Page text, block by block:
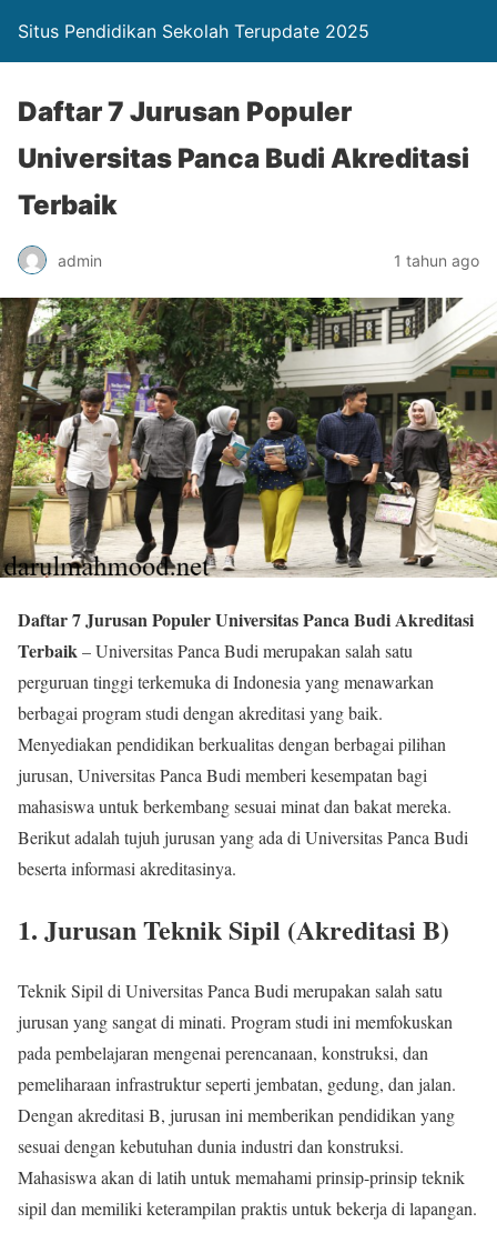
Situs Pendidikan Sekolah Terupdate 2025
Daftar 7 Jurusan Populer
Universitas Panca Budi Akreditasi
Terbaik
admin 1 tahun ago
Daftar 7 Jurusan Populer Universitas Panca Budi Akreditasi
Terbaik– Universitas Panca Budi merupakan salah satu
perguruan tinggi terkemuka di Indonesia yang menawarkan
berbagai program studi dengan akreditasi yang baik.
Menyediakan pendidikan berkualitas dengan berbagai pilihan
jurusan, Universitas Panca Budi memberi kesempatan bagi
mahasiswa untuk berkembang sesuai minat dan bakat mereka.
Berikut adalah tujuh jurusan yang ada di Universitas Panca Budi
beserta informasi akreditasinya.
1. Jurusan Teknik Sipil (Akreditasi B)
Teknik Sipil di Universitas Panca Budi merupakan salah satu
jurusan yang sangat di minati. Program studi ini memfokuskan
pada pembelajaran mengenai perencanaan, konstruksi, dan
pemeliharaan infrastruktur seperti jembatan, gedung, dan jalan.
Dengan akreditasi B, jurusan ini memberikan pendidikan yang
sesuai dengan kebutuhan dunia industri dan konstruksi.
Mahasiswa akan di latih untuk memahami prinsip-prinsip teknik
sipil dan memiliki keterampilan praktis untuk bekerja di lapangan.